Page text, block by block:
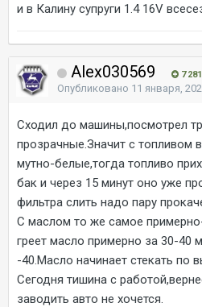
и в Калину супруги 1.4 16V
Alex030569 7 281
Опубликовано 11 января,
Сходил до машины,посмотрел
прозрачные.Значит с топливом
мутно-белые,тогда топливо
бак и через 15 минут оно уже
фильтра слить надо пару
С маслом то же самое
греет масло примерно за 30-40
-40.Масло начинает стекать по
Сегодня тишина с
заводить авто не хочется.